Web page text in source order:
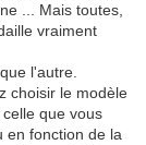
... Mais toutes,
vraiment
l'autre.
choisir le modèle
que vous
en fonction de la